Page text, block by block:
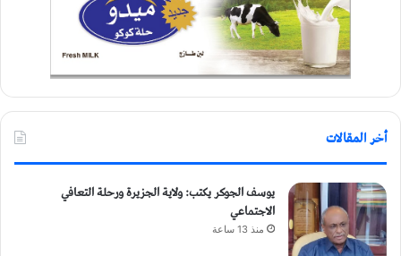
أخر المقالات
يوسف الجوكر يكتب: ولاية الجزيرة ورحلة التعافي
الاجتماعي
منذ 13 ساعة